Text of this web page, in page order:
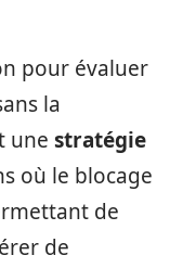
pour évaluer
la
une stratégie
où le blocage
de
de